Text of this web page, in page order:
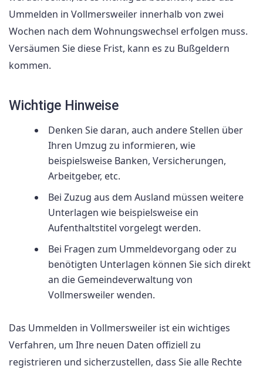
Ummelden in Vollmersweiler innerhalb von zwei
Wochen nach dem Wohnungswechsel erfolgen muss.
Versäumen Sie diese Frist, kann es zu Bußgeldern
kommen.
Wichtige Hinweise
Denken Sie daran, auch andere Stellen über
Ihren Umzug zu informieren, wie
beispielsweise Banken, Versicherungen,
Arbeitgeber, etc.
Bei Zuzug aus dem Ausland müssen weitere
Unterlagen wie beispielsweise ein
Aufenthaltstitel vorgelegt werden.
Bei Fragen zum Ummeldevorgang oder zu
benötigten Unterlagen können Sie sich direkt
an die Gemeindeverwaltung von
Vollmersweiler wenden.
Das Ummelden in Vollmersweiler ist ein wichtiges
Verfahren, um Ihre neuen Daten offiziell zu
registrieren und sicherzustellen, dass Sie alle Rechte